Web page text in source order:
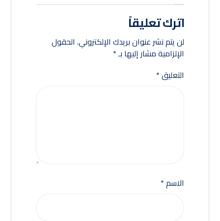
اترك تعليقاً
لن يتم نشر عنوان بريدك الإلكتروني. الحقول
الإلزامية مشار إليها بـ*
التعليق*
الاسم*